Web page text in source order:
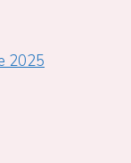
2025